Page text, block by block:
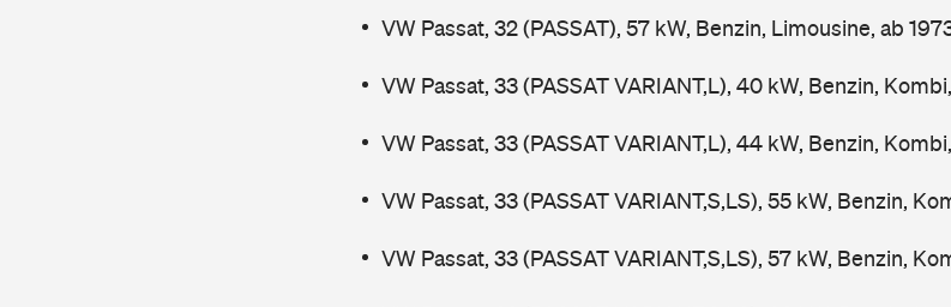
VW Passat, 32 (PASSAT), 57 kW, Benzin, Limousine, ab
VW Passat, 33 (PASSAT VARIANT,L), 40 kW, Benzin,
VW Passat, 33 (PASSAT VARIANT,L), 44 kW, Benzin,
VW Passat, 33 (PASSAT VARIANT,S,LS), 55 kW, Benzin,
VW Passat, 33 (PASSAT VARIANT,S,LS), 57 kW, Benzin,